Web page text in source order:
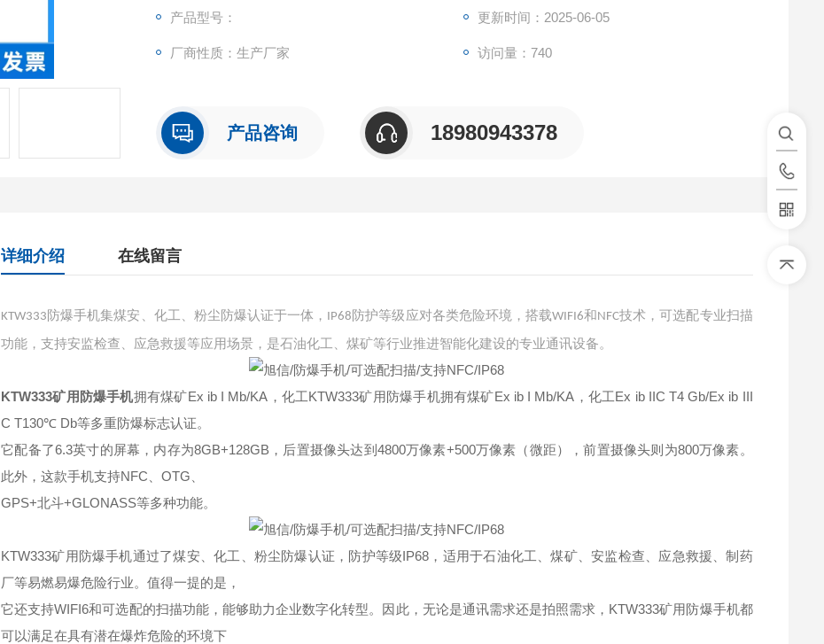
产品型号： 更新时间：2025-06-05
厂商性质：生产厂家 访问量：740
产品咨询 18980943378
详细介绍 在线留言
KTW333 防爆手机集煤安、化工、粉尘防爆认证于一体， IP68 防护等级应对各类危险环境，搭载WIFI6和 NFC技术，可选配专业扫描
功能，支持安监检查、应急救援等应用场景，是石油化工、煤矿等行业推进智能化建设的专业通讯设备。
KTW333矿用防爆手机拥有煤矿Ex ib I Mb/KA，化工KTW333矿用防爆手机拥有煤矿Ex ib I Mb/KA，化工Ex ib IIC T4 Gb/Ex ib III
C T130℃ Db等多重防爆标志认证。
它配备了6.3英寸的屏幕，内存为8GB+128GB，后置摄像头达到4800万像素+500万像素（微距），前置摄像头则为800万像素。
此外，这款手机支持NFC、OTG、
GPS+北斗+GLONASS等多种功能。
KTW333矿用防爆手机通过了煤安、化工、粉尘防爆认证，防护等级IP68，适用于石油化工、煤矿、安监检查、应急救援、制药
厂等易燃易爆危险行业。值得一提的是，
它还支持WIFI6和可选配的扫描功能，能够助力企业数字化转型。因此，无论是通讯需求还是拍照需求，KTW333矿用防爆手机都
可以满足在具有潜在爆炸危险的环境下